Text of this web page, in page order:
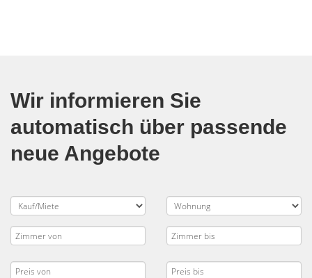
Wir informieren Sie
automatisch über passende
neue Angebote